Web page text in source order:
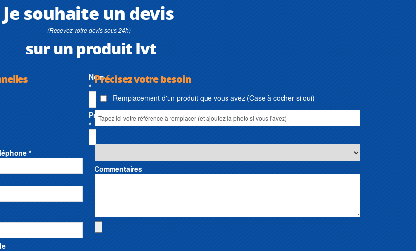
Je souhaite un devis
(Recevez votre devis sous 24h)
sur un produit Ivt
Nom
*
Prénom
*
*
Précisez votre besoin
Remplacement d'un produit que vous avez (Case à cocher si oui)
Commentaires